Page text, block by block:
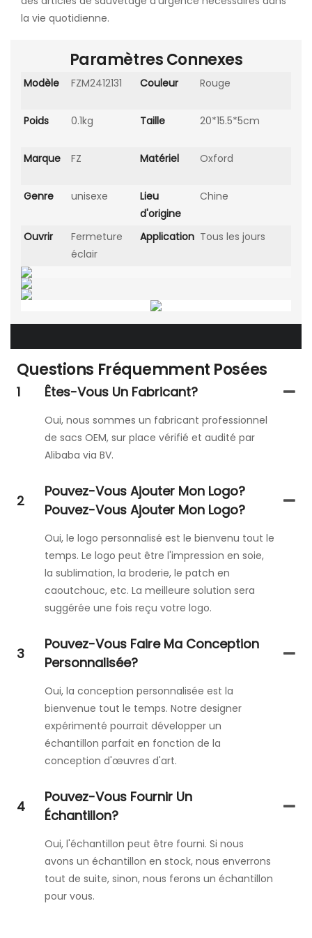
la vie quotidienne.
Paramètres Connexes
Modèle FZM2412131 Couleur Rouge
Poids 0.1kg Taille 20*15.5*5cm
Marque FZ Matériel Oxford
Genre unisexe
Lieu
d'origine
Chine
Ouvrir
Fermeture
éclair
Application Tous les jours
Questions Fréquemment Posées
1 Êtes-Vous Un Fabricant?
Oui, nous sommes un fabricant professionnel
de sacs OEM, sur place vérifié et audité par
Alibaba via BV.
2
Pouvez-Vous Ajouter Mon Logo?
Pouvez-Vous Ajouter Mon Logo?
Oui, le logo personnalisé est le bienvenu tout le
temps. Le logo peut être l'impression en soie,
la sublimation, la broderie, le patch en
caoutchouc, etc. La meilleure solution sera
suggérée une fois reçu votre logo.
3
Pouvez-Vous Faire Ma Conception
Personnalisée?
Oui, la conception personnalisée est la
bienvenue tout le temps. Notre designer
expérimenté pourrait développer un
échantillon parfait en fonction de la
conception d'œuvres d'art.
4
Pouvez-Vous Fournir Un
Échantillon?
Oui, l'échantillon peut être fourni. Si nous
avons un échantillon en stock, nous enverrons
tout de suite, sinon, nous ferons un échantillon
pour vous.